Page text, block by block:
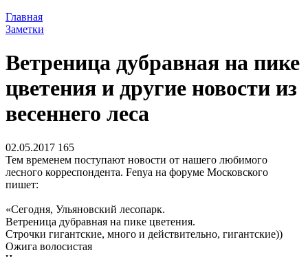
Главная
Заметки
Ветреница дубравная на пике
цветения и другие новости из
весеннего леса
02.05.2017 165
Тем временем поступают новости от нашего любимого
лесного корреспондента. Fenya на форуме Московского
пишет:
«Сегодня, Ульяновский лесопарк.
Ветреница дубравная на пике цветения.
Строчки гигантские, много и действительно, гигантские))
Ожига волосистая